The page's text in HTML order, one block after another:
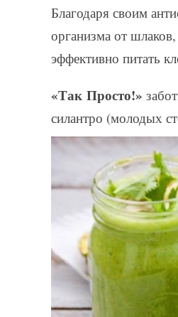
Благодаря своим
организма от
эффективно питать
«Так Просто!»
силантро (молодых